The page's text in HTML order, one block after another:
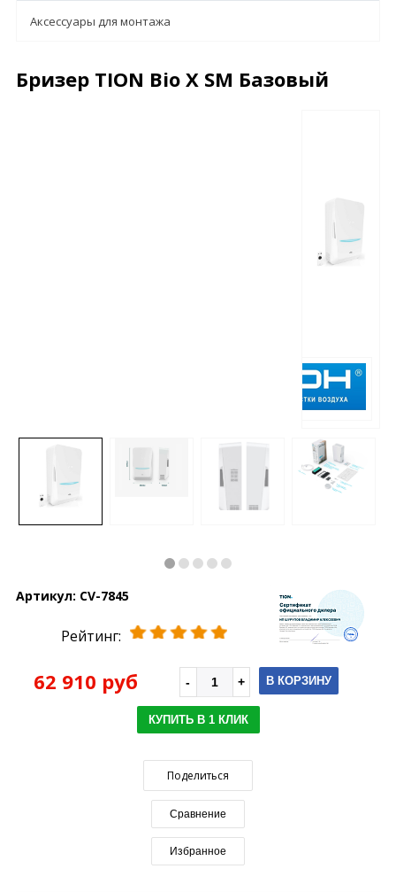
Аксессуары для монтажа
Бризер TION Bio X SM Базовый
Артикул: CV-7845
Рейтинг:
62 910 руб В КОРЗИНУ
КУПИТЬ В 1 КЛИК
Поделиться
Сравнение
Избранное